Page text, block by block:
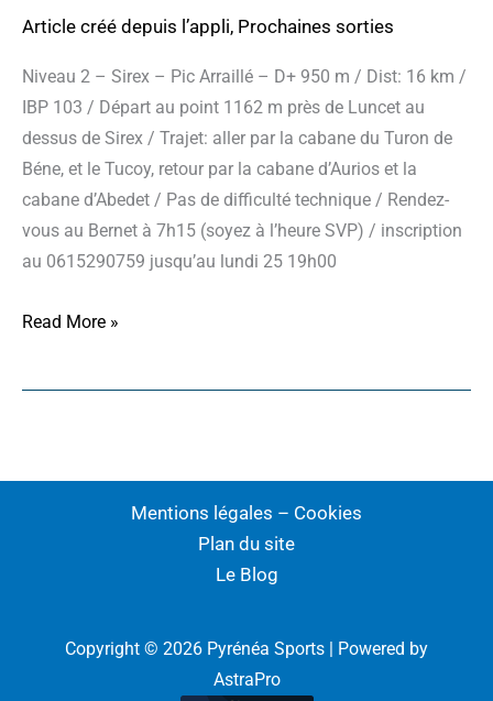
Article créé depuis l’appli, Prochaines sorties
Niveau 2 – Sirex – Pic Arraillé – D+ 950 m / Dist: 16 km /
IBP 103 / Départ au point 1162 m près de Luncet au
dessus de Sirex / Trajet: aller par la cabane du Turon de
Béne, et le Tucoy, retour par la cabane d’Aurios et la
cabane d’Abedet / Pas de difficulté technique / Rendez-
vous au Bernet à 7h15 (soyez à l’heure SVP) / inscription
au 0615290759 jusqu’au lundi 25 19h00
Mardi
Read More »
Mentions légales – Cookies
Plan du site
Le Blog
Copyright © 2026 Pyrénéa Sports | Powered by
AstraPro